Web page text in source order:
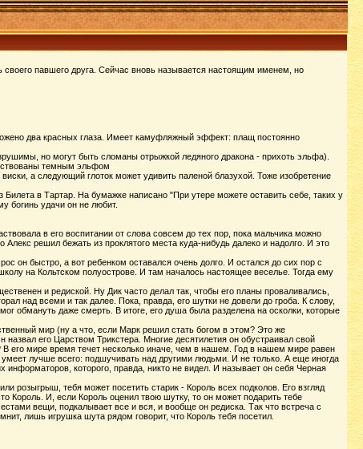
павшего друга. Сейчас вновь называется настоящим именем, но
два красных глаза. Имеет камуфляжный эффект: плащ постоянно
но могут быть сломаны отрыжкой ледяного дракона - прихоть эльфа).
темным эльфом
а следующий глоток может удивить паленой блазухой. Тоже изобретение
в Тартар. На бумажке написано "При утере можете оставить себе, таких у
богинь удачи он не любит.
в его воспитании от слова совсем до тех пор, пока мальчика можно
решил бежать из проклятого места куда-нибудь далеко и надолго. И это
он быстро, а вот ребенком оставался очень долго. И остался до сих пор с
на Кольтском полуострове. И там началось настоящее веселье. Тогда ему
и редиской. Ну Дик часто делал так, чтобы его планы проваливались,
над всеми и так далее. Пока, правда, его шутки не довели до гроба. К слову,
обмануть даже смерть. В итоге, его душа была разделена на осколки, которые
мир (ну а что, если Марк решил стать богом в этом? Это же
его Царством Трикстера. Многие десятилетия он обустраивал свой
его мире время течет несколько иначе, чем в нашем. Год в нашем мире равен
лучше всего: подшучивать над другими людьми. И не только. А еще иногда
информаторов, которого, правда, никто не видел. И называет он себя Черная
розыгрыш, тебя может посетить старик - Король всех подколов. Его взгляд
Король. И, если Король оценил твою шутку, то он может подарить тебе
вещи, подкалывает все и вся, и вообще он редиска. Так что встреча с
лишь игрушка шута рядом говорит, что Король тебя посетил.